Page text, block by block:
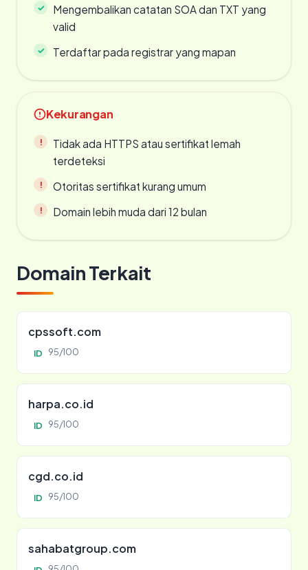
Mengembalikan catatan SOA dan TXT yang
valid
Terdaftar pada registrar yang mapan
Kekurangan
Tidak ada HTTPS atau sertifikat lemah
terdeteksi
Otoritas sertifikat kurang umum
Domain lebih muda dari 12 bulan
Domain Terkait
cpssoft.com
ID 95/100
harpa.co.id
ID 95/100
cgd.co.id
ID 95/100
sahabatgroup.com